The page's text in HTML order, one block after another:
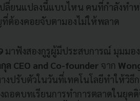
ลี่ยนแปลงนี้แบบไหน คนที่กำลังทำ
ต้องคอยจับตามองไม่ให้พลาด
มาฟังสองกูรูผู้มีประสบการณ์ มุมมอ
CEO and Co-founder จาก
ปรับตัวในวันที่เทคโนโลยีทำให้วิธี
อดบทเรียนการทำการตลาดในยุค